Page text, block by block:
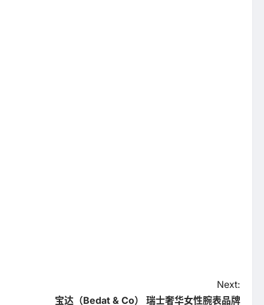
Next:
宝达（Bedat & Co） 瑞士奢华女性腕表品牌